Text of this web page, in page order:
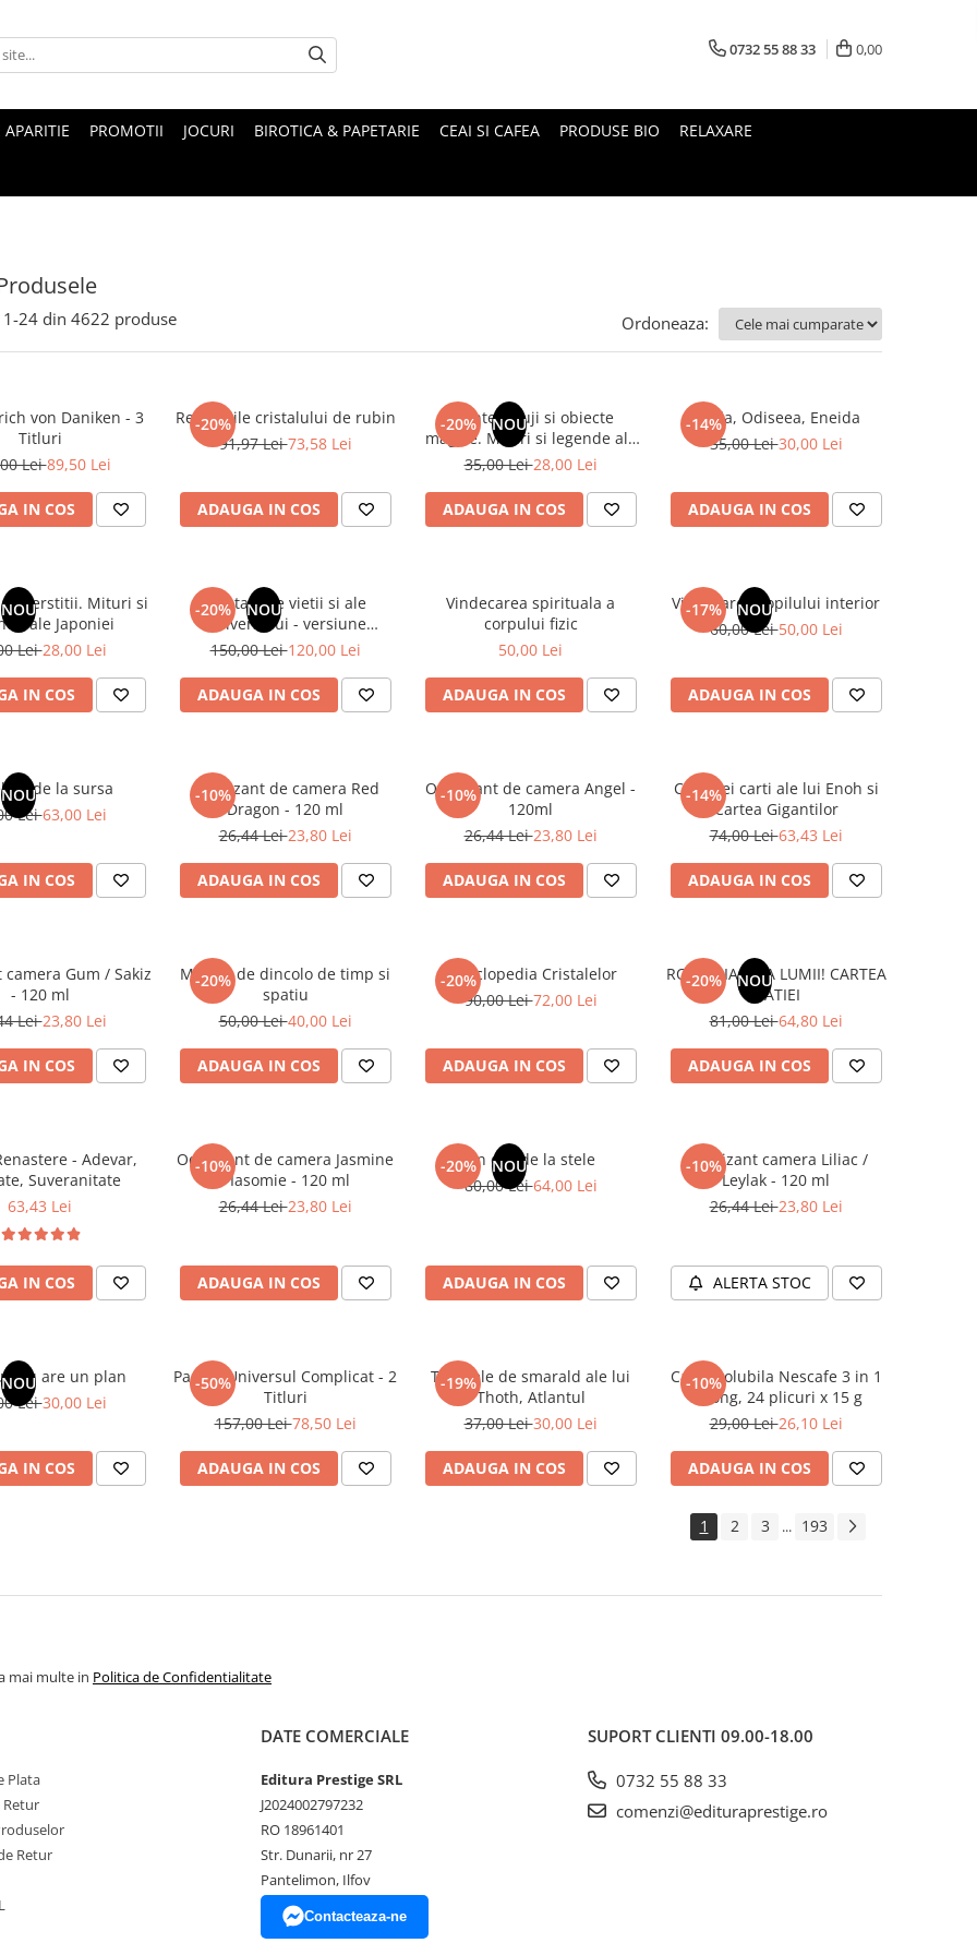
0732 55 88 33 0,00
PROMOTII JOCURI BIROTICA & PAPETARIE CEAI SI CAFEA PRODUSE BIO RELAXARE
1-24 din 4622 produse Ordoneaza:
von Daniken - 3
Titluri
Lei89,50 Lei
IN COS
-20%
Revelatiile cristalului de rubin
91,97 Lei73,58 Lei
ADAUGA IN COS
-20% NOU
Muntele Fuji si obiecte
magice. Mituri si legende ale
Japoniei
35,00 Lei28,00 Lei
ADAUGA IN COS
-14%
Iliada, Odiseea, Eneida
35,00 Lei30,00 Lei
ADAUGA IN COS
NOU
superstitii. Mituri si
ale Japoniei
Lei28,00 Lei
IN COS
-20% NOU
Din tainele vietii si ale
Universului - versiune
originala din 1939. Volumele I-
Demetrescu
150,00 Lei120,00 Lei
ADAUGA IN COS
Vindecarea spirituala a
corpului fizic
50,00 Lei
ADAUGA IN COS
-17% NOU
Vindecarea copilului interior
60,00 Lei50,00 Lei
ADAUGA IN COS
NOUde la sursa
Lei63,00 Lei
IN COS
-10%
Odorizant de camera Red
Dragon - 120 ml
26,44 Lei23,80 Lei
ADAUGA IN COS
-10%
Odorizant de camera Angel -
120ml
26,44 Lei23,80 Lei
ADAUGA IN COS
-14%
Cele trei carti ale lui Enoh si
Cartea Gigantilor
74,00 Lei63,43 Lei
ADAUGA IN COS
Gum / Sakiz
- 120 ml
Lei23,80 Lei
IN COS
-20%
Mesaje de dincolo de timp si
spatiu
50,00 Lei40,00 Lei
ADAUGA IN COS
-20%
Enciclopedia Cristalelor
90,00 Lei72,00 Lei
ADAUGA IN COS
-20% NOU
ROMANIA, AXA LUMII! CARTEA
NATIEI
81,00 Lei64,80 Lei
ADAUGA IN COS
- Adevar,
Suveranitate
63,43 Lei
IN COS
-10%
Odorizant de camera Jasmine
/ Iasomie - 120 ml
26,44 Lei23,80 Lei
ADAUGA IN COS
-20% NOU
Un dar de la stele
80,00 Lei64,00 Lei
ADAUGA IN COS
-10%
Odorizant camera Liliac /
Leylak - 120 ml
26,44 Lei23,80 Lei
ALERTA STOC
NOUtau are un plan
Lei30,00 Lei
IN COS
-50%
Pachet Universul Complicat - 2
Titluri
157,00 Lei78,50 Lei
ADAUGA IN COS
-19%
Tablitele de smarald ale lui
Thoth, Atlantul
37,00 Lei30,00 Lei
ADAUGA IN COS
-10%
Cafea solubila Nescafe 3 in 1
Strong, 24 plicuri x 15 g
29,00 Lei26,10 Lei
ADAUGA IN COS
1 2 3 ... 193
mai multe in Politica de Confidentialitate
Plata
Retur
Retur
DATE COMERCIALE
Editura Prestige SRL
J2024002797232
RO 18961401
Str. Dunarii, nr 27
Pantelimon, Ilfov
Contacteaza-ne
SUPORT CLIENTI 09.00-18.00
0732 55 88 33
comenzi@edituraprestige.ro